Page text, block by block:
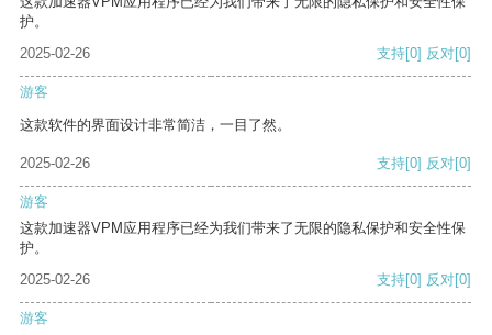
护。
2025-02-26
支持[0] 反对[0]
游客
这款软件的界面设计非常简洁，一目了然。
2025-02-26 支持[0] 反对[0]
游客
这款加速器VPM应用程序已经为我们带来了无限的隐私保护和安全性保
护。
2025-02-26
支持[0] 反对[0]
游客